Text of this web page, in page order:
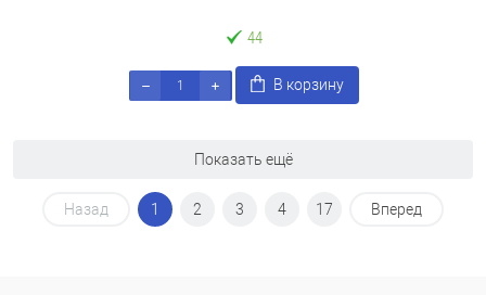
44
В корзину
Показать ещё
Назад 1 2 3 4 17 Вперед